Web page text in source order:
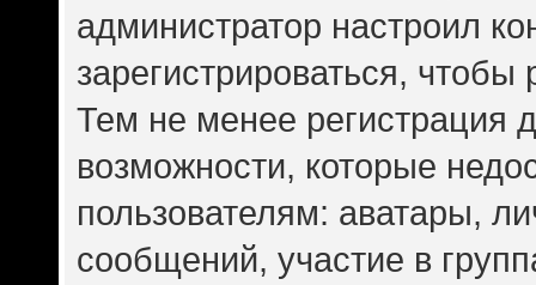
администратор настроил
зарегистрироваться,
Тем не менее регистрация
возможности, которые
пользователям: аватары,
сообщений, участие в